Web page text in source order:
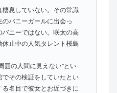
息していない。その常識
バニーガールに出会っ
ニーではない。咲太の高
止中の人気タレント桜島
囲の人間に見えない”とい
その検証をしていたとい
名目で彼女とお近づきに